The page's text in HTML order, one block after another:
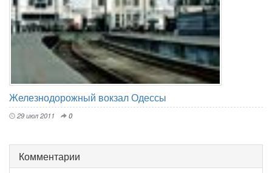
Железнодорожный вокзал Одессы
29 июл 2011 0
Комментарии